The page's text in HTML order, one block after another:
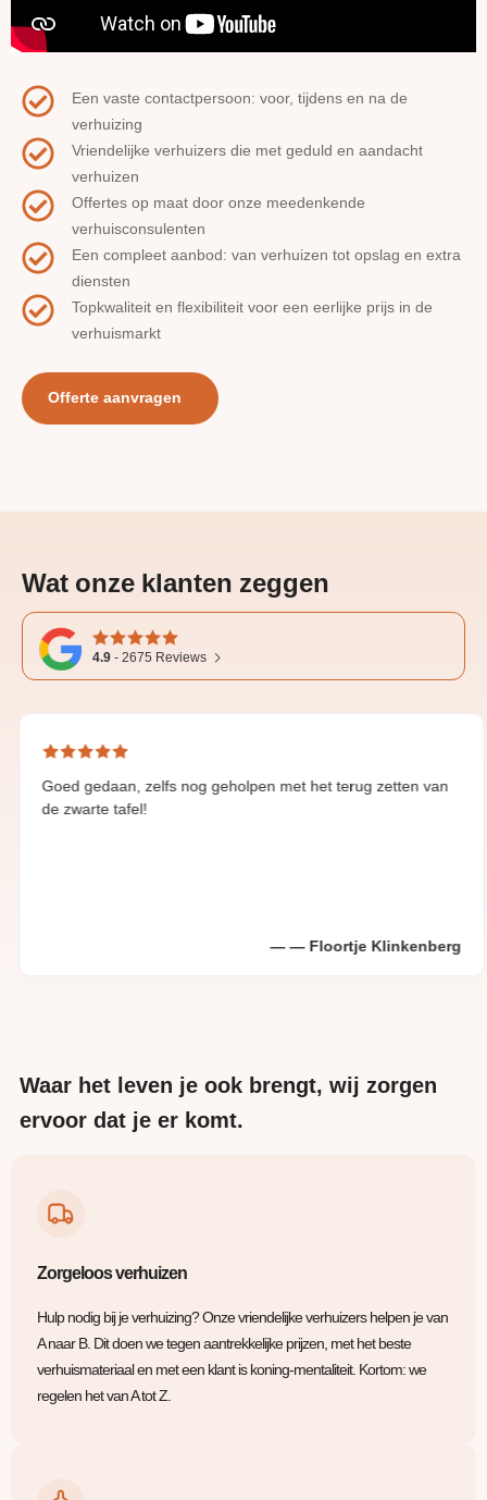
Een vaste contactpersoon: voor, tijdens en na de
verhuizing
Vriendelijke verhuizers die met geduld en aandacht
verhuizen
Offertes op maat door onze meedenkende
verhuisconsulenten
Een compleet aanbod: van verhuizen tot opslag en extra
diensten
Topkwaliteit en flexibiliteit voor een eerlijke prijs in de
verhuismarkt
Offerte aanvragen
Wat onze klanten zeggen
4.9 - 2675 Reviews
zelfs nog geholpen met het terug zetten van
tafel!
Floortje Klinkenberg
Great
Waar het leven je ook brengt, wij zorgen
ervoor dat je er komt.
Zorgeloos verhuizen
Hulp nodig bij je verhuizing? Onze vriendelijke verhuizers helpen je van
A naar B. Dit doen we tegen aantrekkelijke prijzen, met het beste
verhuismateriaal en met een klant is koning-mentaliteit. Kortom: we
regelen het van A tot Z.